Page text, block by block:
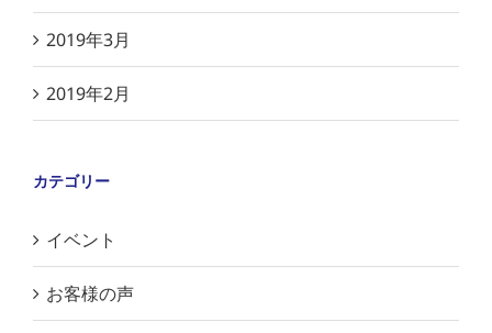
2019年3月
2019年2月
カテゴリー
イベント
お客様の声